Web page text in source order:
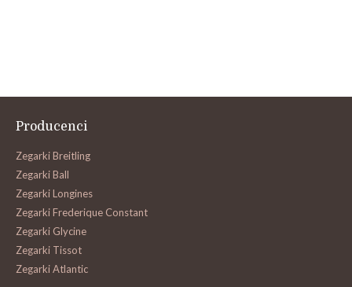
Producenci
Zegarki Breitling
Zegarki Ball
Zegarki Longines
Zegarki Frederique Constant
Zegarki Glycine
Zegarki Tissot
Zegarki Atlantic